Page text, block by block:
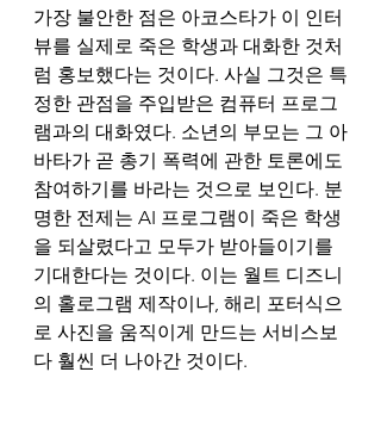
가장 불안한 점은 아코스타가 이 인터
뷰를 실제로 죽은 학생과 대화한 것처
럼 홍보했다는 것이다. 사실 그것은 특
정한 관점을 주입받은 컴퓨터 프로그
램과의 대화였다. 소년의 부모는 그 아
바타가 곧 총기 폭력에 관한 토론에도
참여하기를 바라는 것으로 보인다. 분
명한 전제는 AI 프로그램이 죽은 학생
을 되살렸다고 모두가 받아들이기를
기대한다는 것이다. 이는 월트 디즈니
의 홀로그램 제작이나, 해리 포터식으
로 사진을 움직이게 만드는 서비스보
다 훨씬 더 나아간 것이다.